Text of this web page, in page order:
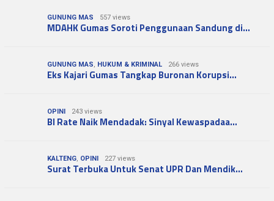
GUNUNG MAS 557 views
MDAHK Gumas Soroti Penggunaan Sandung di…
GUNUNG MAS, HUKUM & KRIMINAL 266 views
Eks Kajari Gumas Tangkap Buronan Korupsi…
OPINI 243 views
BI Rate Naik Mendadak: Sinyal Kewaspadaa…
KALTENG, OPINI 227 views
Surat Terbuka Untuk Senat UPR Dan Mendik…